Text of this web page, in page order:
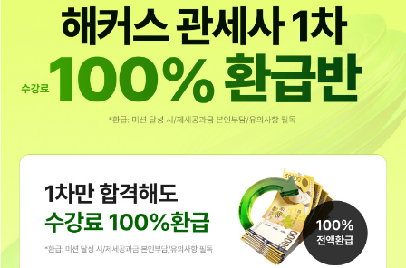
3개월 동안 해커스 인강 덕분에 효율적으로 공부했어요. 다른 인강과 비교..
–합격생 최*희
OT를 듣고 "이해가 쏙쏙 된다"는 확신이 들어 망설임 없이 수강을 결정..
–합격생 문*진
1차 환급반의 강의만으로도 합격은 충분하다고 봅니다. 무엇보다도..